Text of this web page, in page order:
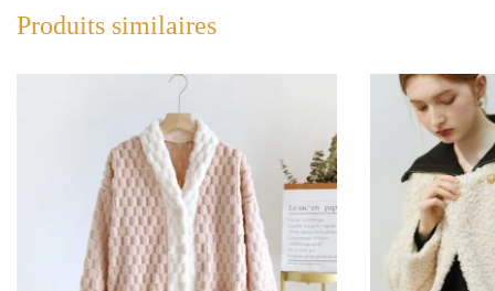
Produits similaires